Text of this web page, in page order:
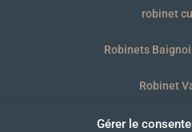
Gérer le
robinet
Robinets
Robinet
WC et